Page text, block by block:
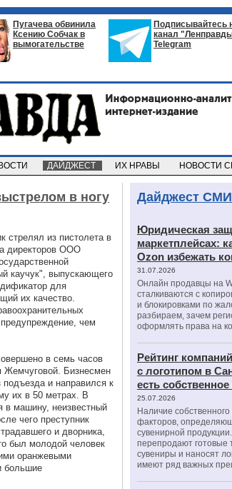
Пугачева обвинила
Ксению Собчак в
вымогательстве
Подписывайтесь
канал
Telegram
ДАЙДЖЕСТ ИХ НРАВЫ НОВОСТИ
в ногу
стрелял из пистолета в
директоров ООО
каучук", выпускающего
для
их качество.
чем
в семь часов
Жемчуговой. Бизнесмен
и направился к
их в 50 метрах. В
в машину, неизвестный
чего преступник
и дворника,
был молодой человек
оранжевыми
большие
Дайджест СМИ
Юридическая
маркетплейсах:
Ozon избежать
31.07.2026
Онлайн продавцы на
сталкиваются с
и блокировками по
разбираем, зачем
оформлять права на
Рейтинг
с логотипом в
есть
25.07.2026
Наличие
факторов,
сувенирной
перепродают готовые
сувениры и наносят
имеют ряд важных